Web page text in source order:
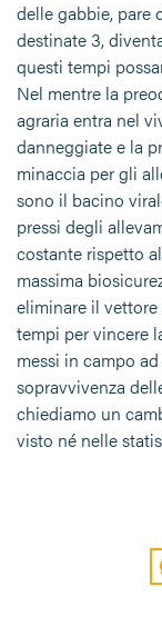
delle gabbie, pare
destinate 3,
questi tempi
Nel mentre la
agraria entra nel
danneggiate e la
minaccia per gli
sono il bacino
pressi degli
costante rispetto
massima
eliminare il
tempi per vincere
messi in campo
sopravvivenza
chiediamo un
visto né nelle